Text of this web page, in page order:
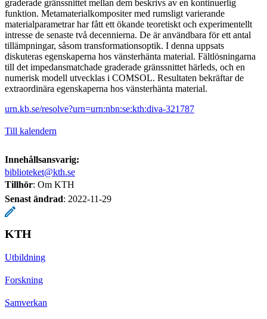
graderade gränssnittet mellan dem beskrivs av en kontinuerlig
funktion. Metamaterialkompositer med rumsligt varierande
materialparametrar har fått ett ökande teoretiskt och experimentellt
intresse de senaste två decennierna. De är användbara för ett antal
tillämpningar, såsom transformationsoptik. I denna uppsats
diskuteras egenskaperna hos vänsterhänta material. Fältlösningarna
till det impedansmatchade graderade gränssnittet härleds, och en
numerisk modell utvecklas i COMSOL. Resultaten bekräftar de
extraordinära egenskaperna hos vänsterhänta material.
urn.kb.se/resolve?urn=urn:nbn:se:kth:diva-321787
Till kalendern
Innehållsansvarig:
biblioteket@kth.se
Tillhör: Om KTH
Senast ändrad: 2022-11-29
KTH
Utbildning
Forskning
Samverkan